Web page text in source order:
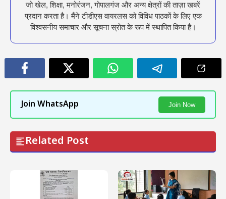
जो खेल, शिक्षा, मनोरंजन, गोपालगंज और अन्य क्षेत्रों की ताज़ा खबरें
प्रदान करता है। मैंने टीडीएस वायरलस को विविध पाठकों के लिए एक
विश्वसनीय समाचार और सूचना स्रोत के रूप में स्थापित किया है।
Join WhatsApp Join Now
Related Post